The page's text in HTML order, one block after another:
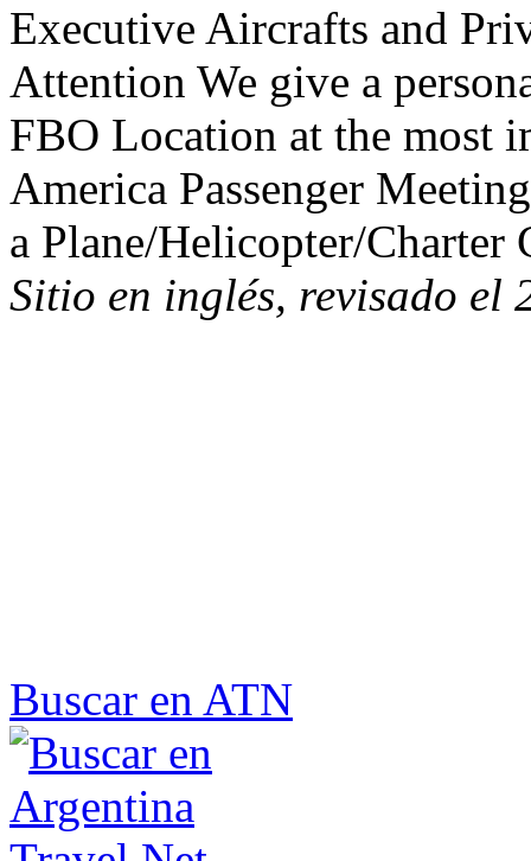
Executive Aircrafts and
Attention We give a
FBO Location at the most
America Passenger
a Plane/Helicopter/Charter
Sitio en inglés, revisado el
Buscar en ATN